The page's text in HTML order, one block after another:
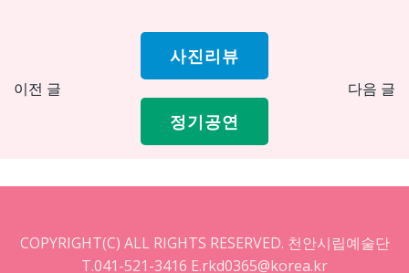
Post
navigation
이전 글
사진리뷰
정기공연
다음 글
COPYRIGHT(C) ALL RIGHTS RESERVED. 천안시립예술단
T.041-521-3416 E.rkd0365@korea.kr